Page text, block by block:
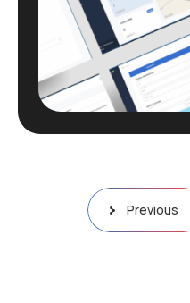
Pagination
Previous